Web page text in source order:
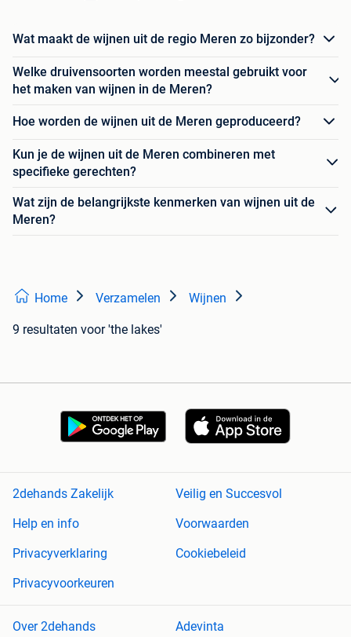
Wat maakt de wijnen uit de regio Meren zo bijzonder?
Welke druivensoorten worden meestal gebruikt voor
het maken van wijnen in de Meren?
Hoe worden de wijnen uit de Meren geproduceerd?
Kun je de wijnen uit de Meren combineren met
specifieke gerechten?
Wat zijn de belangrijkste kenmerken van wijnen uit de
Meren?
Home Verzamelen Wijnen
9 resultaten voor 'the lakes'
2dehands Zakelijk
Veilig en Succesvol
Help en info
Voorwaarden
Privacyverklaring
Cookiebeleid
Privacyvoorkeuren
Over 2dehands Adevinta